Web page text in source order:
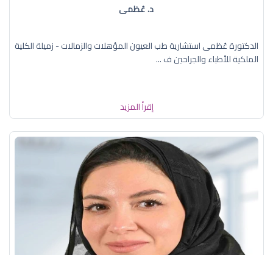
د. عُظمى
الدكتورة عُظمى استشارية طب العيون المؤهلات والزمالات - زميلة الكلية
الملكية للأطباء والجراحين ف ...
إقرأ المزيد